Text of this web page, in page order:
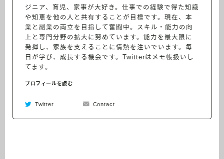
ジニア、育児、家事が大好き。仕事での経験で得た知識
や知恵を他の人と共有することが目標です。現在、本
業と副業の両立を目指して奮闘中。スキル・能力の向
上と専門分野の拡大に努めています。能力を最大限に
発揮し、家族を支えることに情熱を注いでいます。毎
日が学び、成長する機会です。Twitterはメモ帳扱いし
てます。
プロフィールを読む
Twitter Contact